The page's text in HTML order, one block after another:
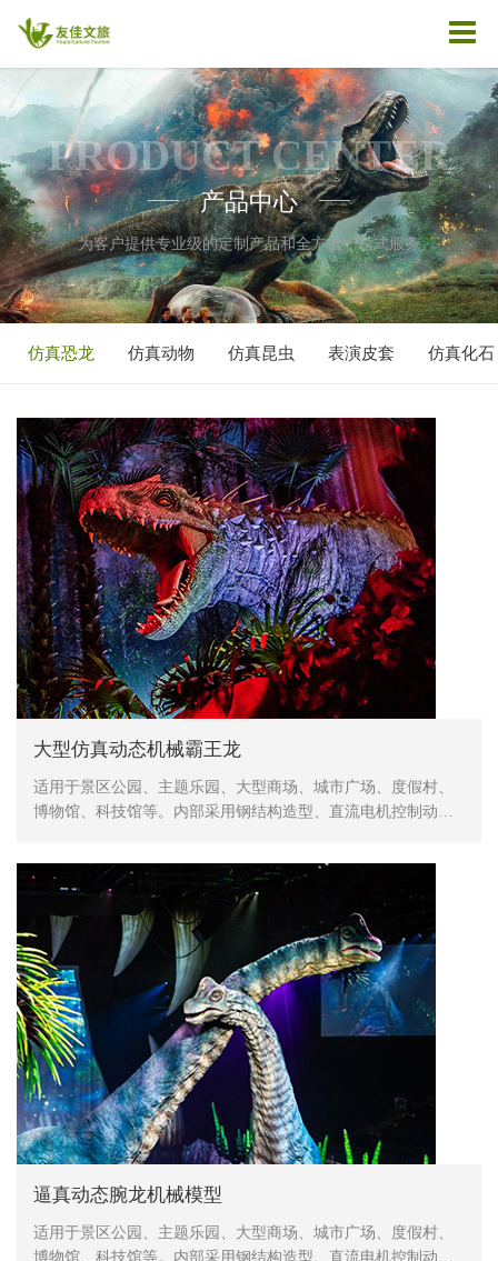
PRODUCT CENTER
—— 产品中心 ——
为客户提供专业级的定制产品和全方位一站式服务
仿真恐龙 仿真动物 仿真昆虫 表演皮套 仿真化石
大型仿真动态机械霸王龙
适用于景区公园、主题乐园、大型商场、城市广场、度假村、
博物馆、科技馆等。内部采用钢结构造型、直流电机控制动
色彩，产品形象生动、逼真，动作灵活、自然，防水，防火，
防冻，抗高温
逼真动态腕龙机械模型
适用于景区公园、主题乐园、大型商场、城市广场、度假村、
博物馆、科技馆等。内部采用钢结构造型、直流电机控制动